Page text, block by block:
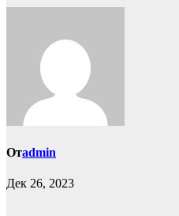
Отadmin
Дек 26, 2023